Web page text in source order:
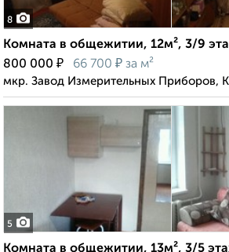
8
Комната в общежитии, 12м², 3/9
800 000 ₽ 66 700 ₽ за м²
мкр. Завод Измерительных Приборов,
5
Комната в общежитии, 13м², 3/5